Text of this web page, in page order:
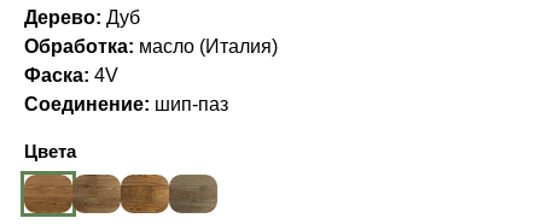
Дерево: Дуб
Обработка: масло (Италия)
Фаска: 4V
Соединение: шип-паз
Цвета